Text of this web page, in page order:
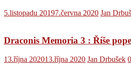
5.listopadu 20197.června 2020 Jan
Draconis Memoria 3 : Říše
13.října 202013.října 2020 Jan Drbušek 0